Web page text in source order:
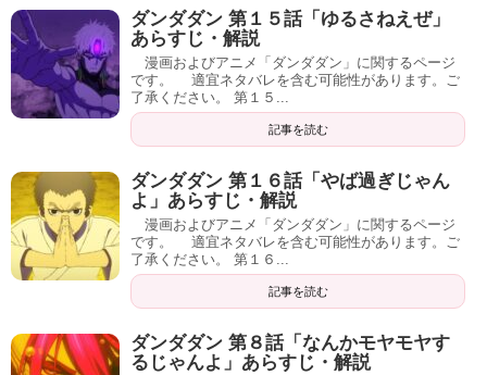
ダンダダン 第１５話「ゆるさねえぜ」
あらすじ・解説
漫画およびアニメ「ダンダダン」に関するページ
です。 適宜ネタバレを含む可能性があります。ご
了承ください。 第１５...
記事を読む
ダンダダン 第１６話「やば過ぎじゃん
よ」あらすじ・解説
漫画およびアニメ「ダンダダン」に関するページ
です。 適宜ネタバレを含む可能性があります。ご
了承ください。 第１６...
記事を読む
ダンダダン 第８話「なんかモヤモヤす
るじゃんよ」あらすじ・解説